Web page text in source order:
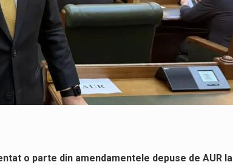
o parte din amendamentele depuse de AUR la